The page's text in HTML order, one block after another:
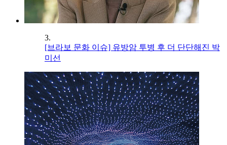
3.
[브라보 문화 이슈] 유방암 투병 후 더 단단해진 박
미선